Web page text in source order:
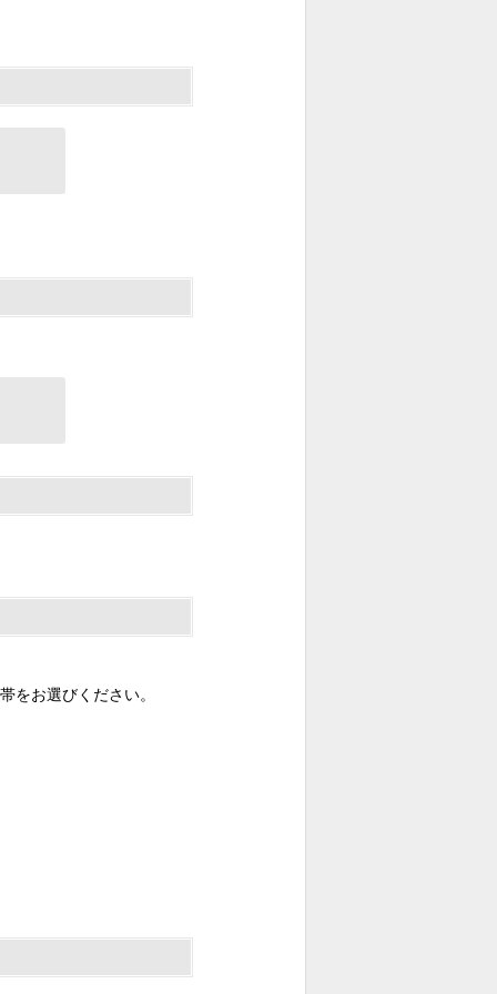
をお選びください。